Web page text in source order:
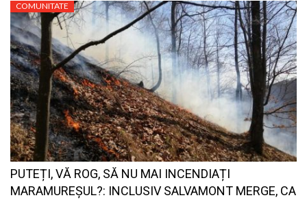
COMUNITATE
PUTEȚI, VĂ ROG, SĂ NU MAI INCENDIAȚI
MARAMUREȘUL?: INCLUSIV SALVAMONT MERGE, CA